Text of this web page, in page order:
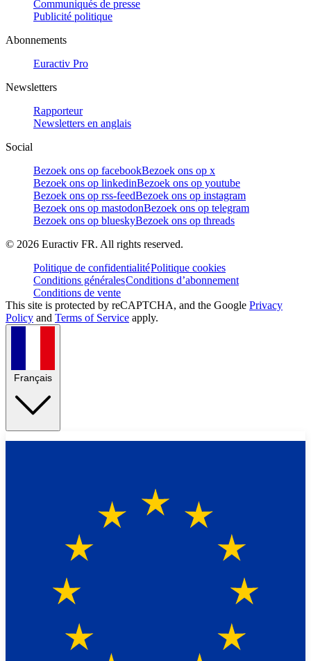
Communiqués de presse
Publicité politique
Abonnements
Euractiv Pro
Newsletters
Rapporteur
Newsletters en anglais
Social
Bezoek ons op facebookBezoek ons op x
Bezoek ons op linkedinBezoek ons op youtube
Bezoek ons op rss-feedBezoek ons op instagram
Bezoek ons op mastodonBezoek ons op telegram
Bezoek ons op blueskyBezoek ons op threads
© 2026 Euractiv FR. All rights reserved.
Politique de confidentialitéPolitique cookies
Conditions généralesConditions d’abonnement
Conditions de vente
This site is protected by reCAPTCHA, and the Google Privacy
Policy and Terms of Service apply.
Français